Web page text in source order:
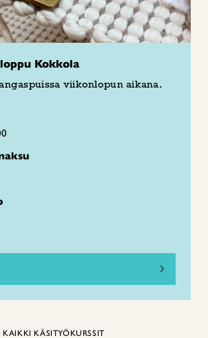
Kokkola
viikonlopun aikana.
KAIKKI KÄSITYÖKURSSIT